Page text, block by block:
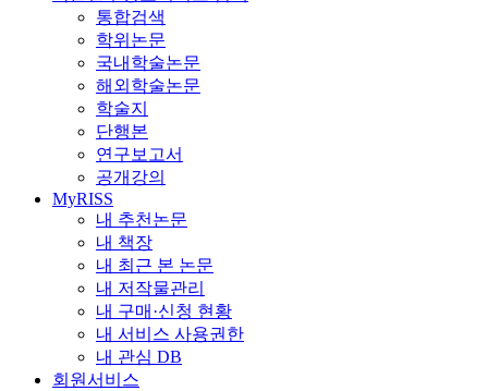
통합검색
학위논문
국내학술논문
해외학술논문
학술지
단행본
연구보고서
공개강의
MyRISS
내 추천논문
내 책장
내 최근 본 논문
내 저작물관리
내 구매·신청 현황
내 서비스 사용권한
내 관심 DB
회원서비스